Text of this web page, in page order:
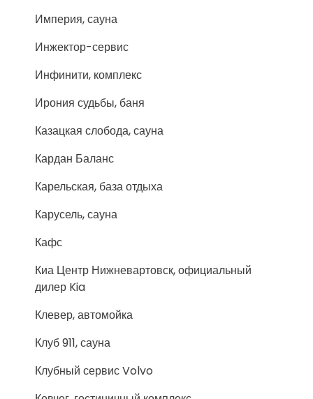
Империя, сауна
Инжектор-сервис
Инфинити, комплекс
Ирония судьбы, баня
Казацкая слобода, сауна
Кардан Баланс
Карельская, база отдыха
Карусель, сауна
Кафс
Киа Центр Нижневартовск, официальный
дилер Kia
Клевер, автомойка
Клуб 911, сауна
Клубный сервис Volvo